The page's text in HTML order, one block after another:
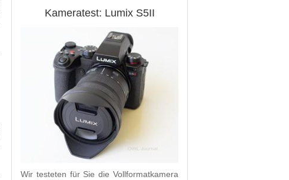
Kameratest: Lumix S5II
Wir testeten für Sie die Vollformatkamera